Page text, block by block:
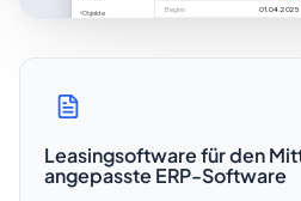
Leasingsoftware für den
angepasste ERP-Software